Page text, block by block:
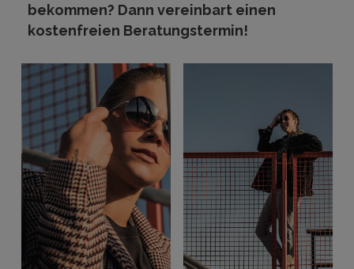
bekommen? Dann vereinbart einen
kostenfreien Beratungstermin!